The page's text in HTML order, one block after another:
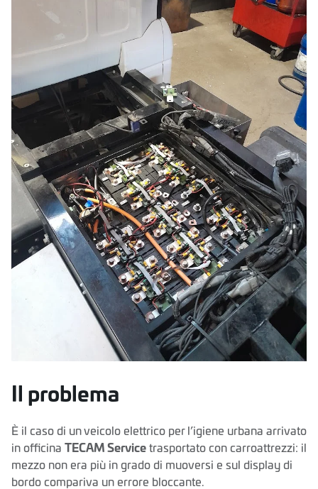
Il problema
È il caso di un veicolo elettrico per l’igiene urbana arrivato
in officina TECAM Service trasportato con carroattrezzi: il
mezzo non era più in grado di muoversi e sul display di
bordo compariva un errore bloccante.